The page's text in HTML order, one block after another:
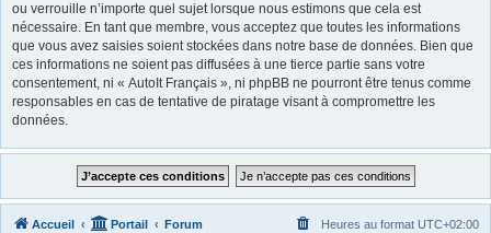
ou verrouille n’importe quel sujet lorsque nous estimons que cela est
nécessaire. En tant que membre, vous acceptez que toutes les informations
que vous avez saisies soient stockées dans notre base de données. Bien que
ces informations ne soient pas diffusées à une tierce partie sans votre
consentement, ni « AutoIt Français », ni phpBB ne pourront être tenus comme
responsables en cas de tentative de piratage visant à compromettre les
données.
Accueil Portail Forum Heures au format UTC+02:00